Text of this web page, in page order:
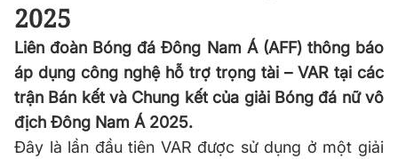
2025
Liên đoàn Bóng đá Đông Nam Á (AFF) thông báo
áp dụng công nghệ hỗ trợ trọng tài – VAR tại các
trận Bán kết và Chung kết của giải Bóng đá nữ vô
địch Đông Nam Á 2025.
Đây là lần đầu tiên VAR được sử dụng ở một giải